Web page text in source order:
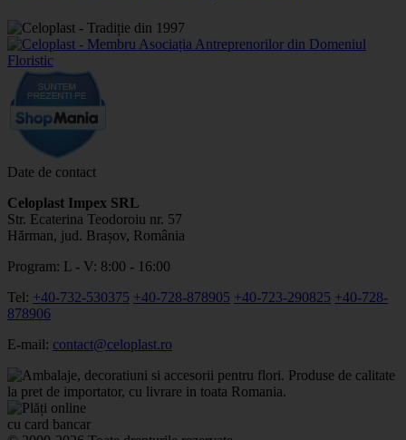
Date de contact
Celoplast Impex SRL
Str. Ecaterina Teodoroiu nr. 57
Hărman, jud. Brașov, România
Program: L - V: 8:00 - 16:00
Tel: +40-732-530375 +40-728-878905 +40-723-290825 +40-728-
878906
E-mail: contact@celoplast.ro